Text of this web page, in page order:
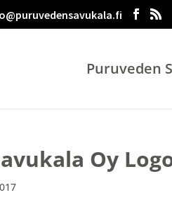
Puruveden
Oy